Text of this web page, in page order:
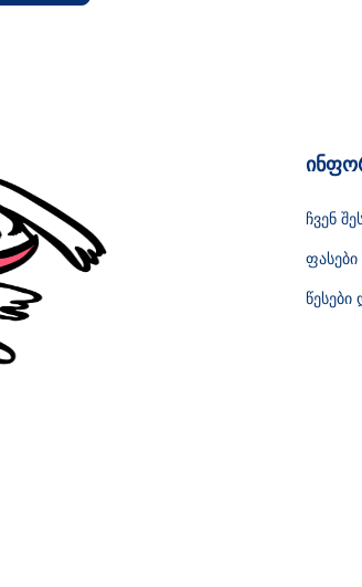
ჩვენ
ფასები
წესები